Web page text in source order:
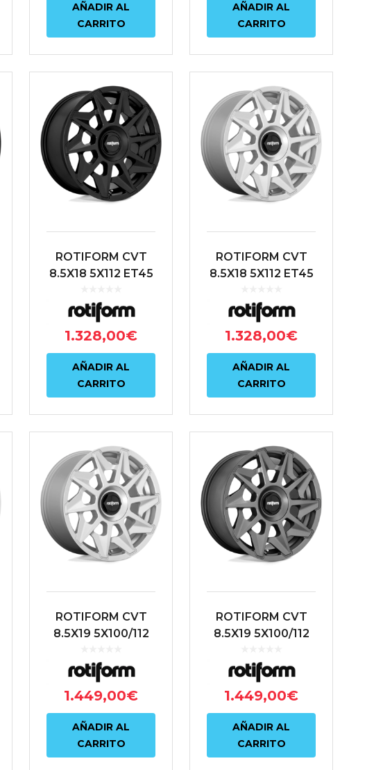
AÑADIR AL
CARRITO
AÑADIR AL
CARRITO
ROTIFORM CVT
8.5X18 5X112 ET45
1.328,00€
AÑADIR AL
CARRITO
ROTIFORM CVT
8.5X18 5X112 ET45
1.328,00€
AÑADIR AL
CARRITO
ROTIFORM CVT
8.5X19 5X100/112
1.449,00€
AÑADIR AL
CARRITO
ROTIFORM CVT
8.5X19 5X100/112
ANTRACITA
1.449,00€
AÑADIR AL
CARRITO